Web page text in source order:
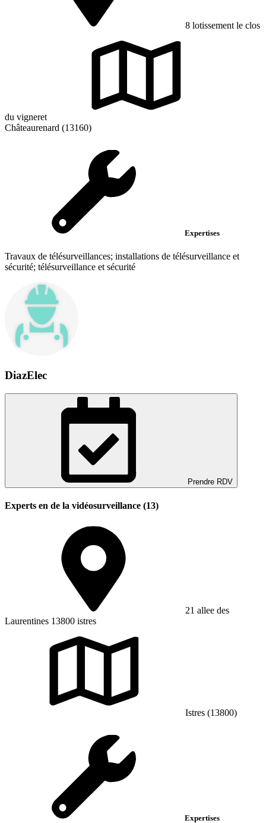
8 lotissement le clos
du vigneret
Châteaurenard (13160)
Expertises
Travaux de télésurveillances; installations de télésurveillance et
sécurité; télésurveillance et sécurité
DiazElec
Prendre RDV
Experts en de la vidéosurveillance (13)
21 allee des
Laurentines 13800 istres
Istres (13800)
Expertises